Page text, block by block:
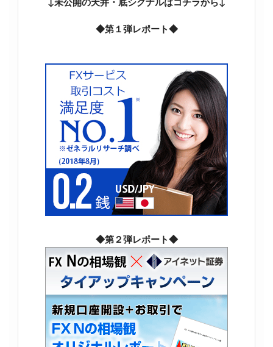
↓未公開の天井・底シグナルはコチラから↓
◆第１弾レポート◆
◆第２弾レポート◆